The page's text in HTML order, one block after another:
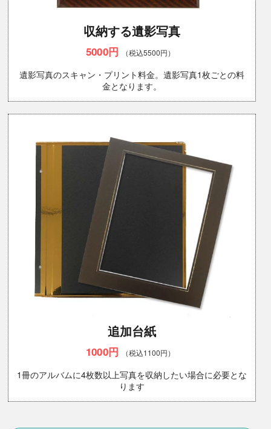
収納する遺影写真
5000円 （税込5500円）
遺影写真のスキャン・プリント料金。遺影写真1枚ごとの料
金となります。
追加台紙
1000円 （税込1100円）
1冊のアルバムに4枚数以上写真を収納したい場合に必要とな
ります